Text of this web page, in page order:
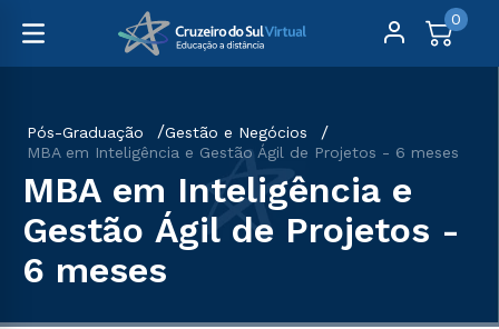
0
Pós-Graduação
Gestão e Negócios
MBA em Inteligência e Gestão Ágil de Projetos - 6 meses
MBA em Inteligência e
Gestão Ágil de Projetos -
6 meses